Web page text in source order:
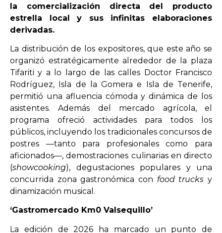
la comercialización directa del producto
estrella local y sus infinitas elaboraciones
derivadas.
La distribución de los expositores, que este año se
organizó estratégicamente alrededor de la plaza
Tifariti y a lo largo de las calles Doctor Francisco
Rodríguez, Isla de la Gomera e Isla de Tenerife,
permitió una afluencia cómoda y dinámica de los
asistentes. Además del mercado agrícola, el
programa ofreció actividades para todos los
públicos, incluyendo los tradicionales concursos de
postres —tanto para profesionales como para
aficionados—, demostraciones culinarias en directo
(showcooking), degustaciones populares y una
concurrida zona gastronómica con food trucks y
dinamización musical.
‘Gastromercado Km0 Valsequillo’
La edición de 2026 ha marcado un punto de